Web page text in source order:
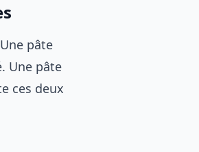
pâte
Une pâte
ces deux